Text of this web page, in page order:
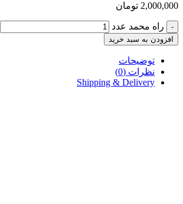
2,000,000 تومان
- راه محمد عدد
افزودن به سبد خرید
توضیحات
نظرات (0)
Shipping & Delivery